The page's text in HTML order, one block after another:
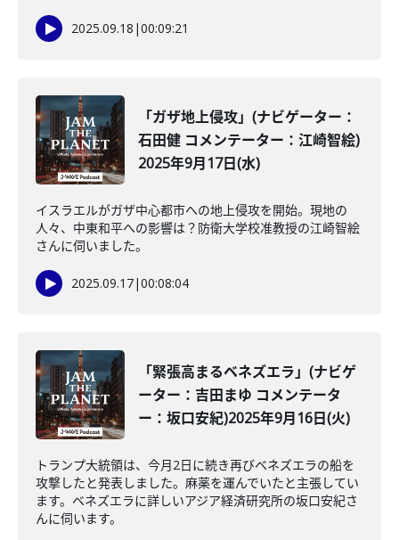
2025.09.18 |00:09:21
「ガザ地上侵攻」(ナビゲーター：
石田健 コメンテーター：江崎智絵)
2025年9月17日(水)
イスラエルがガザ中心都市への地上侵攻を開始。現地の
人々、中東和平への影響は？防衛大学校准教授の江崎智絵
さんに伺いました。
2025.09.17|00:08:04
「緊張高まるベネズエラ」(ナビゲ
ーター：吉田まゆ コメンテータ
ー：坂口安紀)2025年9月16日(火)
トランプ大統領は、今月2日に続き再びベネズエラの船を
攻撃したと発表しました。麻薬を運んでいたと主張してい
ます。ベネズエラに詳しいアジア経済研究所の坂口安紀さ
んに伺います。